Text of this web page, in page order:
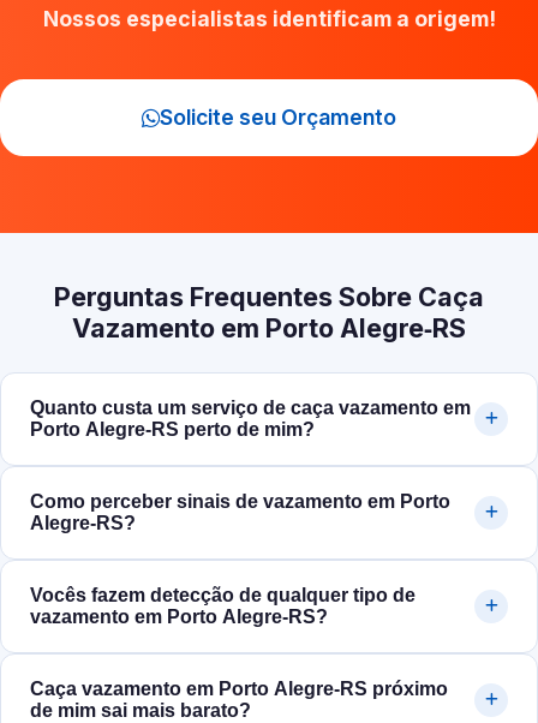
Nossos especialistas identificam a origem!
Solicite seu Orçamento
Perguntas Frequentes Sobre Caça
Vazamento em Porto Alegre‑RS
Quanto custa um serviço de caça vazamento em
Porto Alegre‑RS perto de mim?
Como perceber sinais de vazamento em Porto
Alegre‑RS?
Vocês fazem detecção de qualquer tipo de
vazamento em Porto Alegre‑RS?
Caça vazamento em Porto Alegre‑RS próximo
de mim sai mais barato?